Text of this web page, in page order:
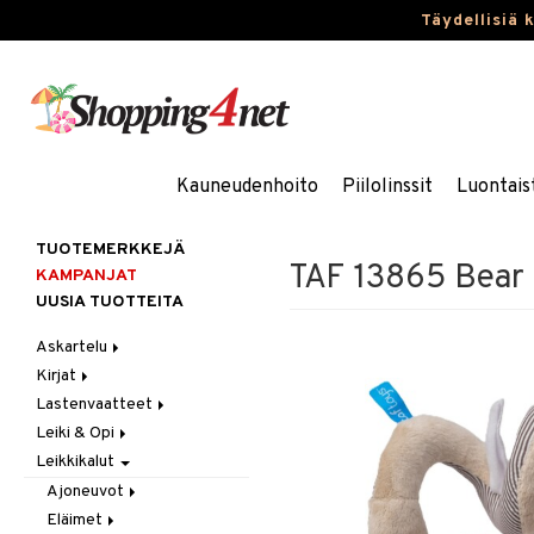
Täydellisiä
Kauneudenhoito Piilolinssit
TAF 13865
TUOTEMERKKEJÄ
KAMPANJAT
UUSIA TUOTTEITA
Askartelu
Askartelumateriaalit
Askartelusetti
Helmet
Koulutarvikkeet
Muovailuvaha
Piirrä ja maalaa
Kirjat
Askartelukirjat
Maalauskirjat
Päiväkirjat
Lastenvaatteet
Alaosat
Leggingsit
Alusvaatteet & Sukat
Kengät
Mekot
Leiki & Opi
Opetuslelut
Oppimispelit
Soittimet
Leikkikalut
Ajoneuvot
Autoradat
Eläimet